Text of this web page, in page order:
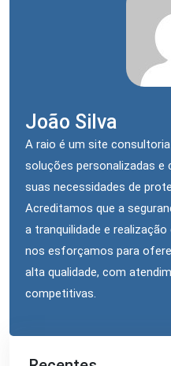
João Silva
A raio é um site
soluções personalizadas e
suas necessidades de
Acreditamos que a
a tranquilidade e
nos esforçamos para
alta qualidade, com
competitivas.